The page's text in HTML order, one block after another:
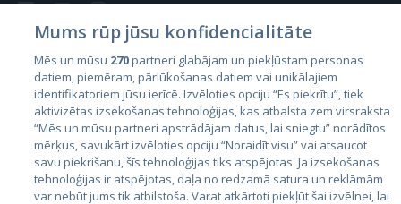
Valstis
Igaunija
Latvija
Lietuva
Mums rūp jūsu konfidencialitāte
Mēs un mūsu 270partneri glabājam un piekļūstam personas
datiem, piemēram, pārlūkošanas datiem vai unikālajiem
identifikatoriem jūsu ierīcē. Izvēloties opciju “Es piekrītu”, tiek
aktivizētas izsekošanas tehnoloģijas, kas atbalsta zem virsraksta
“Mēs un mūsu partneri apstrādājam datus, lai sniegtu” norādītos
mērķus, savukārt izvēloties opciju “Noraidīt visu” vai atsaucot
savu piekrišanu, šīs tehnoloģijas tiks atspējotas. Ja izsekošanas
tehnoloģijas ir atspējotas, daļa no redzamā satura un reklāmām
var nebūt jums tik atbilstoša. Varat atkārtoti piekļūt šai izvēlnei, lai